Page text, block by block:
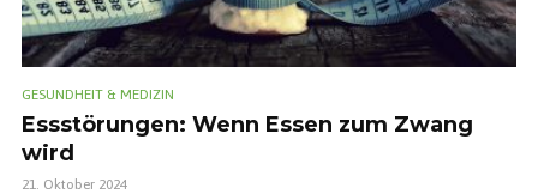
GESUNDHEIT & MEDIZIN
Essstörungen: Wenn Essen zum Zwang
wird
21. Oktober 2024